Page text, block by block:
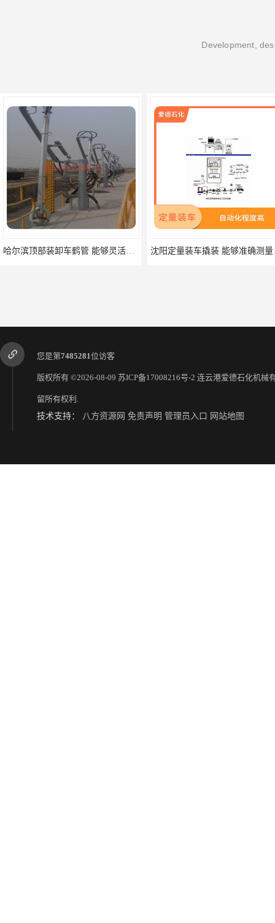
Development,
哈尔滨顶部装卸车鹤管 能够灵活地适应不同的装卸需求 沈阳
赣州铝合金活动价格 通常配备有扶手踏板等安全设施
您是第7485281位访客
版权所有 ©2026-08-09 苏ICP备17008216号-2 连云港爱德石化机械
留所有权利.
技术支持： 八方资源网 免责声明 管理员入口 网站地图